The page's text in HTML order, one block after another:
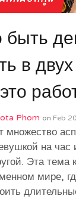
быть
в
Phom on Feb
множество
на час
Эта тема
мире,